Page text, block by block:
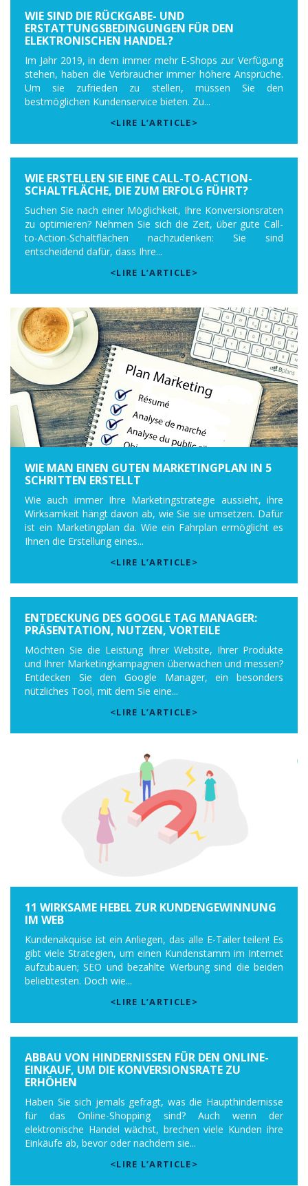
WIE SIND DIE RÜCKGABE- UND
ERSTATTUNGSBEDINGUNGEN FÜR DEN
ELEKTRONISCHEN HANDEL?
Im Jahr 2019, in dem immer mehr E-Shops zur Verfügung
stehen, haben die Verbraucher immer höhere Ansprüche.
Um sie zufrieden zu stellen, müssen Sie den
bestmöglichen Kundenservice bieten. Zu...
<LIRE L’ARTICLE>
WIE ERSTELLEN SIE EINE CALL-TO-ACTION-
SCHALTFLÄCHE, DIE ZUM ERFOLG FÜHRT?
Suchen Sie nach einer Möglichkeit, Ihre Konversionsraten
zu optimieren? Nehmen Sie sich die Zeit, über gute Call-
to-Action-Schaltflächen nachzudenken: Sie sind
entscheidend dafür, dass Ihre...
<LIRE L’ARTICLE>
WIE MAN EINEN GUTEN MARKETINGPLAN IN 5
SCHRITTEN ERSTELLT
Wie auch immer Ihre Marketingstrategie aussieht, ihre
Wirksamkeit hängt davon ab, wie Sie sie umsetzen. Dafür
ist ein Marketingplan da. Wie ein Fahrplan ermöglicht es
Ihnen die Erstellung eines...
<LIRE L’ARTICLE>
ENTDECKUNG DES GOOGLE TAG MANAGER:
PRÄSENTATION, NUTZEN, VORTEILE
Möchten Sie die Leistung Ihrer Website, Ihrer Produkte
und Ihrer Marketingkampagnen überwachen und messen?
Entdecken Sie den Google Manager, ein besonders
nützliches Tool, mit dem Sie eine...
<LIRE L’ARTICLE>
11 WIRKSAME HEBEL ZUR KUNDENGEWINNUNG
IM WEB
Kundenakquise ist ein Anliegen, das alle E-Tailer teilen! Es
gibt viele Strategien, um einen Kundenstamm im Internet
aufzubauen; SEO und bezahlte Werbung sind die beiden
beliebtesten. Doch wie...
<LIRE L’ARTICLE>
ABBAU VON HINDERNISSEN FÜR DEN ONLINE-
EINKAUF, UM DIE KONVERSIONSRATE ZU
ERHÖHEN
Haben Sie sich jemals gefragt, was die Haupthindernisse
für das Online-Shopping sind? Auch wenn der
elektronische Handel wächst, brechen viele Kunden ihre
Einkäufe ab, bevor oder nachdem sie...
<LIRE L’ARTICLE>